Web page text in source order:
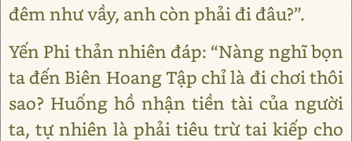
đêm như vầy, anh còn phải đi đâu?”.
Yến Phi thản nhiên đáp: “Nàng nghĩ bọn
ta đến Biên Hoang Tập chỉ là đi chơi thôi
sao? Huống hồ nhận tiền tài của người
ta, tự nhiên là phải tiêu trừ tai kiếp cho